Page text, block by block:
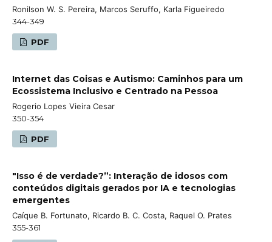
Ronilson W. S. Pereira, Marcos Seruffo, Karla Figueiredo
344-349
PDF
Internet das Coisas e Autismo: Caminhos para um
Ecossistema Inclusivo e Centrado na Pessoa
Rogerio Lopes Vieira Cesar
350-354
PDF
"Isso é de verdade?”: Interação de idosos com
conteúdos digitais gerados por IA e tecnologias
emergentes
Caíque B. Fortunato, Ricardo B. C. Costa, Raquel O. Prates
355-361